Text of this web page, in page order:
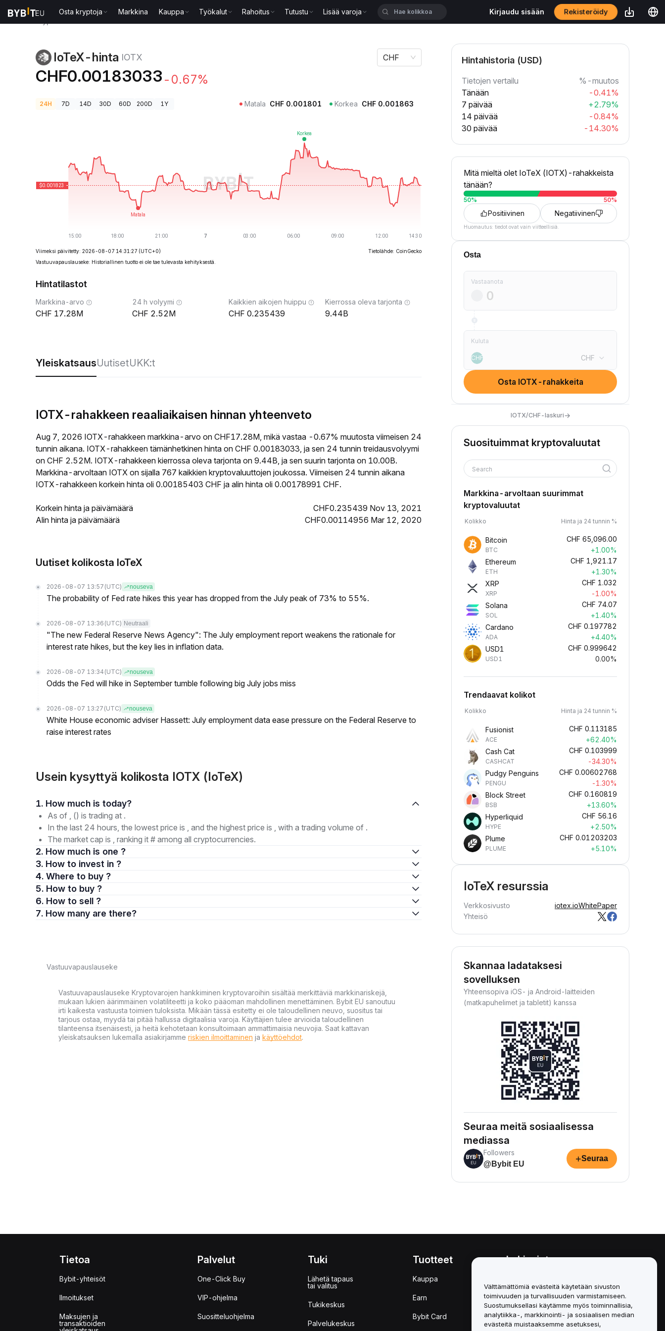
Osta kryptoja Markkina Kauppa Työkalut Rahoitus Tutustu Lisää varoja Kirjaudu sisään Rekisteröidy
IoTeX-hinta IOTX
CHF0.00183033 -0.67%
CHF
24H 7D 14D 30D 60D 200D 1Y Matala CHF 0.001801 Korkea CHF 0.001863
Viimeksi päivitetty: 2026-08-07 14:31:27 (UTC+0)
Tietolähde: CoinGecko
Vastuuvapauslauseke: Historiallinen tuotto ei ole tae tulevasta kehityksestä.
Hintatilastot
Markkina-arvo
17.28M
24 h volyymi
2.52M
Kaikkien aikojen huippu
0.235439
Kierrossa oleva tarjonta
9.44B
YleiskatsausUutisetUKK:t
IOTX-rahakkeen reaaliaikaisen hinnan yhteenveto
Aug 7, 2026 IOTX-rahakkeen markkina-arvo on CHF17.28M, mikä vastaa -0.67% muutosta viimeisen 24
tunnin aikana. IOTX-rahakkeen tämänhetkinen hinta on CHF 0.00183033, ja sen 24 tunnin treidausvolyymi
on CHF 2.52M. IOTX-rahakkeen kierrossa oleva tarjonta on 9.44B, ja sen suurin tarjonta on 10.00B.
Markkina-arvoltaan IOTX on sijalla 767 kaikkien kryptovaluuttojen joukossa. Viimeisen 24 tunnin aikana
IOTX-rahakkeen korkein hinta oli 0.00185403 CHF ja alin hinta oli 0.00178991 CHF.
Korkein hinta ja päivämäärä
CHF0.235439 Nov 13, 2021
Alin hinta ja päivämäärä
CHF0.00114956 Mar 12, 2020
Uutiset kolikosta IoTeX
2026-08-07 13:57 (UTC) nouseva
The probability of Fed rate hikes this year has dropped from the July peak of 73% to 55%.
2026-08-07 13:36 (UTC) Neutraali
"The new Federal Reserve News Agency": The July employment report weakens the rationale for
interest rate hikes, but the key lies in inflation data.
2026-08-07 13:34 (UTC) nouseva
Odds the Fed will hike in September tumble following big July jobs miss
2026-08-07 13:27 (UTC) nouseva
White House economic adviser Hassett: July employment data ease pressure on the Federal Reserve to
raise interest rates
Usein kysyttyä kolikosta IOTX (IoTeX)
1. How much is today?
As of , () is trading at .
In the last 24 hours, the lowest price is , and the highest price is , with a trading volume of .
The market cap is , ranking it # among all cryptocurrencies.
2. How much is one ?
3. How to invest in ?
4. Where to buy ?
5. How to buy ?
6. How to sell ?
7. How many are there?
Vastuuvapauslauseke
Vastuuvapauslauseke Kryptovarojen hankkiminen kryptovaroihin sisältää merkittäviä markkinariskejä,
mukaan lukien äärimmäinen volatiliteetti ja koko pääoman mahdollinen menettäminen. Bybit EU sanoutuu
irti kaikesta vastuusta toimien tuloksista. Mikään tässä esitetty ei ole taloudellinen neuvo, suositus tai
tarjous ostaa, myydä tai pitää hallussa digitaalisia varoja. Käyttäjien tulee arvioida taloudellinen
tilanteensa itsenäisesti, ja heitä kehotetaan konsultoimaan ammattimaisia neuvojia. Saat kattavan
yleiskatsauksen lukemalla asiakirjamme riskien ilmoittaminen ja käyttöehdot.
Hintahistoria (USD)
Tietojen vertailu
%-muutos
Tänään
-0.41%
7 päivää
+2.79%
14 päivää
-0.84%
30 päivää
-14.30%
Mitä mieltä olet IoTeX (IOTX)-rahakkeista
tänään?
50% 50%
Positiivinen Negatiivinen
Huomautus: tiedot ovat vain viitteellisiä.
Osta
Vastaanota
Kuluta
CHF CHF
Osta IOTX-rahakkeita
IOTX/CHF-laskuri→
Suosituimmat kryptovaluutat
Search
Markkina-arvoltaan suurimmat
kryptovaluutat
Kolikko Hinta ja 24 tunnin %
Bitcoin
BTC
CHF 65,096.00
+1.00%
Ethereum
ETH
CHF 1,921.17
+1.30%
XRP
XRP
CHF 1.032
-1.00%
Solana
SOL
CHF 74.07
+1.40%
Cardano
ADA
CHF 0.197782
+4.40%
USD1
USD1
CHF 0.999642
0.00%
Trendaavat kolikot
Kolikko Hinta ja 24 tunnin %
Fusionist
ACE
CHF 0.113185
+62.40%
Cash Cat
CASHCAT
CHF 0.103999
-34.30%
Pudgy Penguins
PENGU
CHF 0.00602768
-1.30%
Block Street
BSB
CHF 0.160819
+13.60%
Hyperliquid
HYPE
CHF 56.16
+2.50%
Plume
PLUME
CHF 0.01203203
+5.10%
IoTeX resurssia
Verkkosivusto iotex.ioWhitePaper
Yhteisö
Skannaa ladataksesi
sovelluksen
Yhteensopiva iOS- ja Android-laitteiden
(matkapuhelimet ja tabletit) kanssa
Seuraa meitä sosiaalisessa
mediassa
Followers
@Bybit EU
+Seuraa
Tietoa
Bybit-yhteisöt
Ilmoitukset
Maksujen ja
transaktioiden
Palvelut
One-Click Buy
VIP-ohjelma
Suositteluohjelma
Tuki
Lähetä tapaus
tai valitus
Tukikeskus
Palvelukeskus
Tuotteet
Kauppa
Earn
Bybit Card
Lakiasiat
Yhteenveto säilytys- ja
hallinnointikäytännöstä
ESG-tiedot
Välttämättömiä evästeitä käytetään sivuston
toimivuuden ja turvallisuuden varmistamiseen.
Suostumuksellasi käytämme myös toiminnallisia,
analytiikka-, markkinointi- ja sosiaalisen median
evästeitä muistaaksemme asetuksesi,